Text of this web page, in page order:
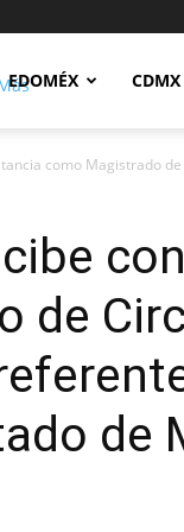
Notidex
EDOMÉX CDMX
como Magistrado
de
de